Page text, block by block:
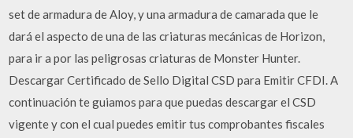
set de armadura de Aloy, y una armadura de camarada que le
dará el aspecto de una de las criaturas mecánicas de Horizon,
para ir a por las peligrosas criaturas de Monster Hunter.
Descargar Certificado de Sello Digital CSD para Emitir CFDI. A
continuación te guiamos para que puedas descargar el CSD
vigente y con el cual puedes emitir tus comprobantes fiscales